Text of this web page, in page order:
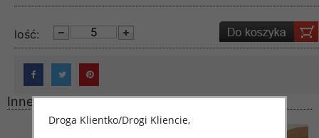
lość:
Inne produkty
Droga Klientko/Drogi Kliencie,